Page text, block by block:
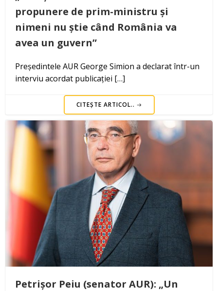
propunere de prim-ministru și
nimeni nu știe când România va
avea un guvern”
Președintele AUR George Simion a declarat într-un
interviu acordat publicației […]
CITEȘTE ARTICOL..
Petrișor Peiu (senator AUR): „Un